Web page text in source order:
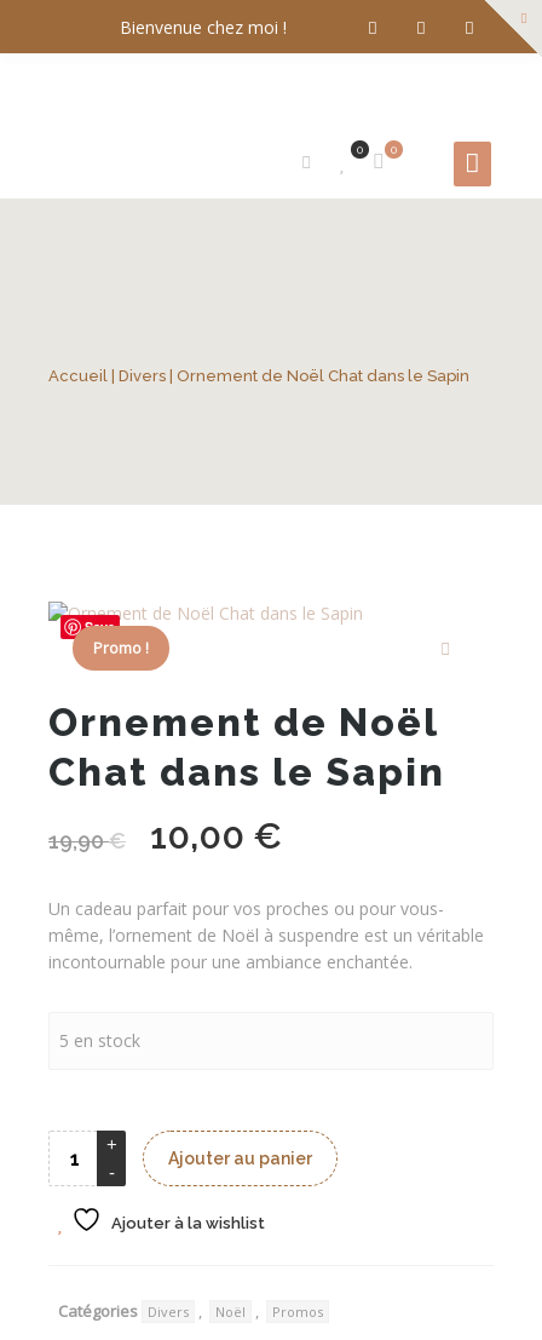
Bienvenue chez moi !
0
0
Accueil Divers | Ornement de Noël Chat dans le Sapin
Promo !
Save
Ornement de Noël
Chat dans le Sapin
19,90€
Le
initial
était :
19,90 €.
10,00 €
actuel
est :
10,00 €.
Un cadeau parfait pour vos proches ou pour vous-
même, l’ornement de Noël à suspendre est un véritable
incontournable pour une ambiance enchantée.
5 en stock
Ajouter au panier
Ajouter à la wishlist
Catégories Divers , Noël , Promos